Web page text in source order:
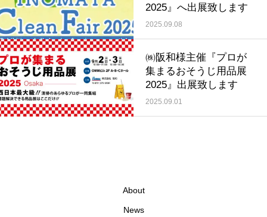
2025』へ出展致します
2025.09.08
㈱阪和様主催『プロが
集まるおそうじ用品展
2025』出展致します
2025.09.01
About
News